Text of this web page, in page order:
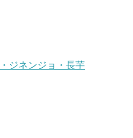
ジネンジョ・長芋